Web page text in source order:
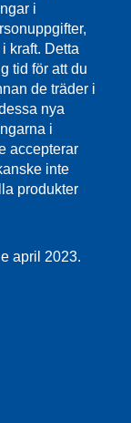
i
kraft. Detta
tid för att du
de träder i
nya
i
accepterar
inte
produkter
april 2023.